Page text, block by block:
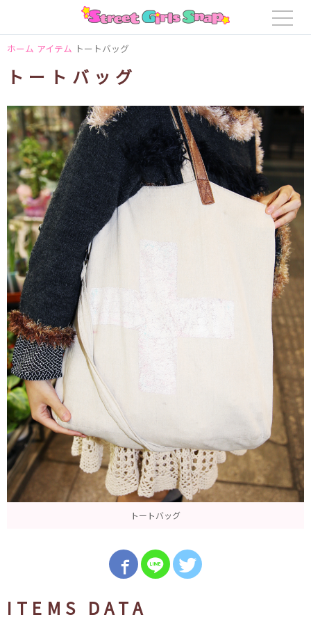
ホーム アイテム トートバッグ
トートバッグ
トートバッグ
ITEMS DATA